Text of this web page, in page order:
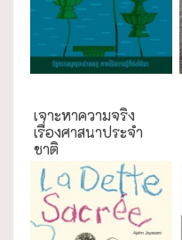
เจาะหาความจริง
เรื่องศาสนาประจำ
ชาติ